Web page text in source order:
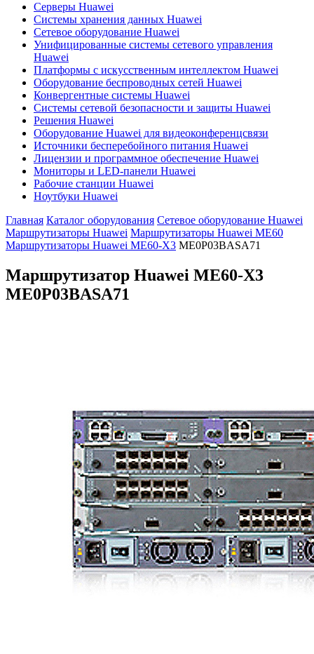
Серверы Huawei
Системы хранения данных Huawei
Сетевое оборудование Huawei
Унифицированные системы сетевого управления
Huawei
Платформы с искусственным интеллектом Huawei
Оборудование беспроводных сетей Huawei
Конвергентные системы Huawei
Системы сетевой безопасности и защиты Huawei
Решения Huawei
Оборудование Huawei для видеоконференцсвязи
Источники бесперебойного питания Huawei
Лицензии и программное обеспечение Huawei
Мониторы и LED-панели Huawei
Рабочие станции Huawei
Ноутбуки Huawei
Главная Каталог оборудования Сетевое оборудование Huawei
Маршрутизаторы Huawei Маршрутизаторы Huawei ME60
Маршрутизаторы Huawei ME60-X3 ME0P03BASA71
Маршрутизатор Huawei ME60-X3
ME0P03BASA71